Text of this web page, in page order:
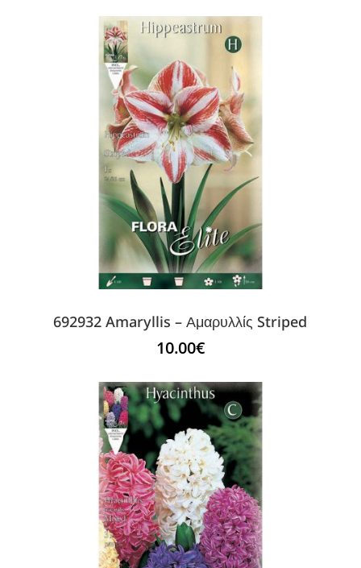
692932 Amaryllis – Αμαρυλλίς Striped
10.00€